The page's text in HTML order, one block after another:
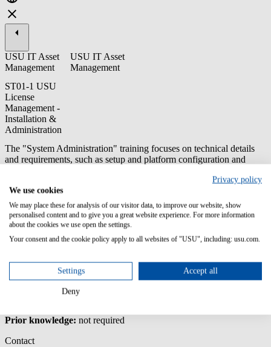
USU IT Asset
Management
ST01-1 USU
License
Management -
Installation &
Administration
USU IT Asset
Management
The "System Administration" training focuses on technical details
and requirements, such as setup and platform configuration and
Content/Learning Objectives:
Understand USU License Management system requirements
Understand the USU License Management application
management
Understanding the USU License Management technical
configuration and customization options
Prior knowledge: not required
Contact
Privacy policy
We use cookies
We may place these for analysis of our visitor data, to improve our website, show
personalised content and to give you a great website experience. For more information
about the cookies we use open the settings.
Your consent and the cookie policy apply to all websites of "USU", including: usu.com.
Settings Accept all
Deny